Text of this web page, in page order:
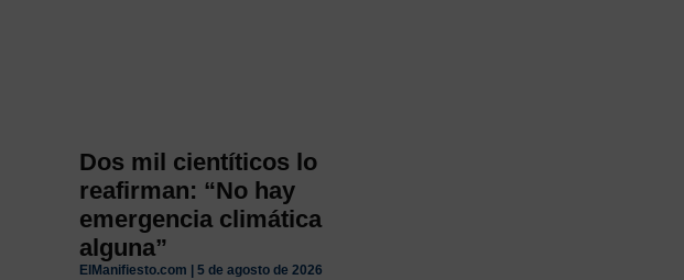
Dos mil cientíticos lo
reafirman: “No hay
emergencia climática
alguna”
ElManifiesto.com 5 de agosto de 2026